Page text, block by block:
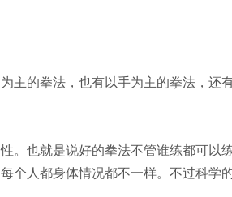
主的拳法，也有以手为主的拳法，还
也就是说好的拳法不管谁练都可以练
个人都身体情况都不一样。不过科学